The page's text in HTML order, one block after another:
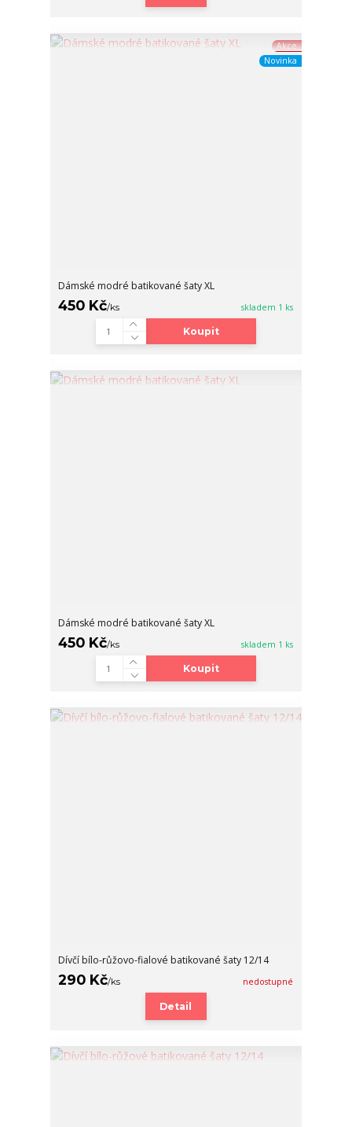
Akce
Novinka
Dámské modré batikované šaty XL
450 Kč/ks skladem 1 ks
Koupit
Dámské modré batikované šaty XL
450 Kč/ks skladem 1 ks
Koupit
Dívčí bílo-růžovo-fialové batikované šaty 12/14
290 Kč/ks nedostupné
Detail